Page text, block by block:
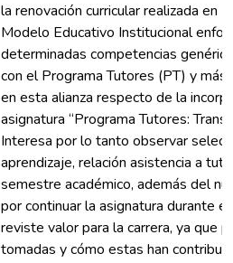
la renovación curricular realizada en
Modelo Educativo Institucional
determinadas competencias
con el Programa Tutores (PT) y
en esta alianza respecto de la
asignatura “Programa Tutores:
Interesa por lo tanto observar
aprendizaje, relación asistencia a
semestre académico, además del
por continuar la asignatura durante
reviste valor para la carrera, ya que
tomadas y cómo estas han